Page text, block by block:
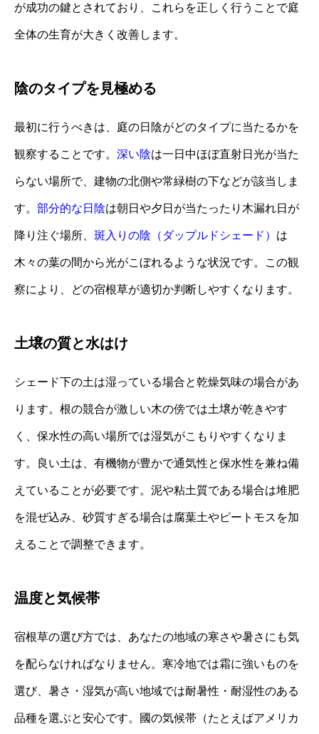
が成功の鍵とされており、これらを正しく行うことで庭
全体の生育が大きく改善します。
陰のタイプを見極める
最初に行うべきは、庭の日陰がどのタイプに当たるかを
観察することです。 深い陰は一日中ほぼ直射日光が当た
らない場所で、建物の北側や常緑樹の下などが該当しま
す。 部分的な日陰は朝日や夕日が当たったり木漏れ日が
降り注ぐ場所、 斑入りの陰（ダップルドシェード） は
木々の葉の間から光がこぼれるような状況です。この観
察により、どの宿根草が適切か判断しやすくなります。
土壌の質と水はけ
シェード下の土は湿っている場合と乾燥気味の場合があ
ります。根の競合が激しい木の傍では土壌が乾きやす
く、保水性の高い場所では湿気がこもりやすくなりま
す。良い土は、有機物が豊かで通気性と保水性を兼ね備
えていることが必要です。泥や粘土質である場合は堆肥
を混ぜ込み、砂質すぎる場合は腐葉土やピートモスを加
えることで調整できます。
温度と気候帯
宿根草の選び方では、あなたの地域の寒さや暑さにも気
を配らなければなりません。寒冷地では霜に強いものを
選び、暑さ・湿気が高い地域では耐暑性・耐湿性のある
品種を選ぶと安心です。國の気候帯（たとえばアメリカ